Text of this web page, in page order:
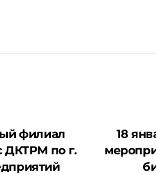
18
филиал
ДКТРМ по г.